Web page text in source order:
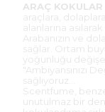
ARAÇ
araçlara,
alanlarına
Arabanızın ve
sağlar. Ortam
yoğunluğu
"Ambiyansınızı
sağlıyoruz...
Scentfume,
unutulmaz bir